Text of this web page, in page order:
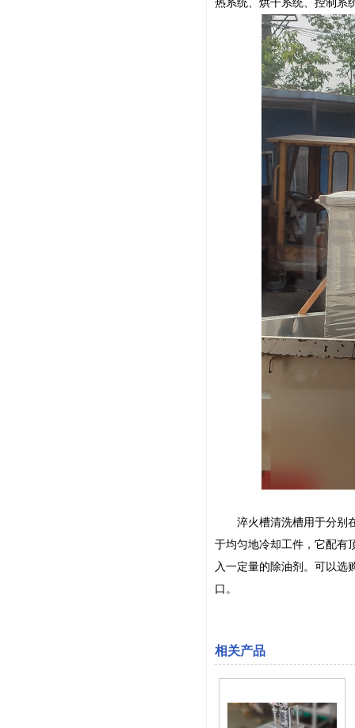
热系统、烘干系统、控制系
淬火槽清洗槽用于分别在
于均匀地冷却工件，它配有
入一定量的除油剂。可以选
口。
相关产品